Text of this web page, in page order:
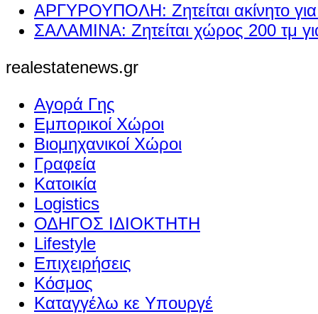
ΑΡΓΥΡΟΥΠΟΛΗ: Ζητείται ακίνητο
ΣΑΛΑΜΙΝΑ: Ζητείται χώρος 200 τμ
realestatenews.gr
Αγορά Γης
Εμπορικοί Χώροι
Βιομηχανικοί Χώροι
Γραφεία
Κατοικία
Logistics
ΟΔΗΓΟΣ ΙΔΙΟΚΤΗΤΗ
Lifestyle
Επιχειρήσεις
Κόσμος
Καταγγέλω κε Υπουργέ